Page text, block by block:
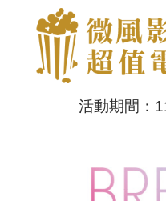
活動期間：